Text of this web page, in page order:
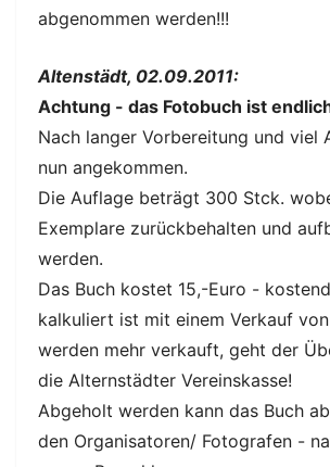
abgenommen werden!!!
Altenstädt, 02.09.2011:
Achtung - das Fotobuch ist
Nach langer Vorbereitung und viel
nun angekommen.
Die Auflage beträgt 300 Stck.
Exemplare zurückbehalten und
werden.
Das Buch kostet 15,-Euro -
kalkuliert ist mit einem Verkauf
werden mehr verkauft, geht der
die Alternstädter Vereinskasse!
Abgeholt werden kann das Buch
den Organisatoren/ Fotografen -